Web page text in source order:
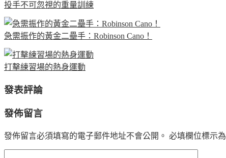
投手不可忽視的重量訓練
急需振作的黃金二壘手：Robinson Cano！
打擊練習場的熱身運動
發表評論
發佈留言
發佈留言必須填寫的電子郵件地址不會公開。 必填欄位標示為